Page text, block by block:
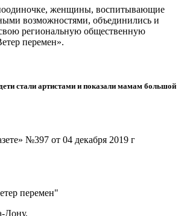
женщины, воспитывающие
возможностями, объединились и
региональную общественную
перемен».
стали артистами и показали мамам большой
№397 от 04 декабря 2019 г
перемен"
Дону,